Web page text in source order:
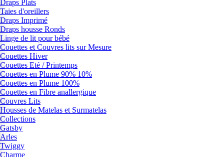
Draps Plats
Taies d'oreillers
Draps Imprimé
Draps housse Ronds
Linge de lit pour bébé
Couettes et Couvres lits sur Mesure
Couettes Hiver
Couettes Eté / Printemps
Couettes en Plume 90% 10%
Couettes en Plume 100%
Couettes en Fibre anallergique
Couvres Lits
Housses de Matelas et Surmatelas
Collections
Gatsby
Arles
Twiggy
Charme